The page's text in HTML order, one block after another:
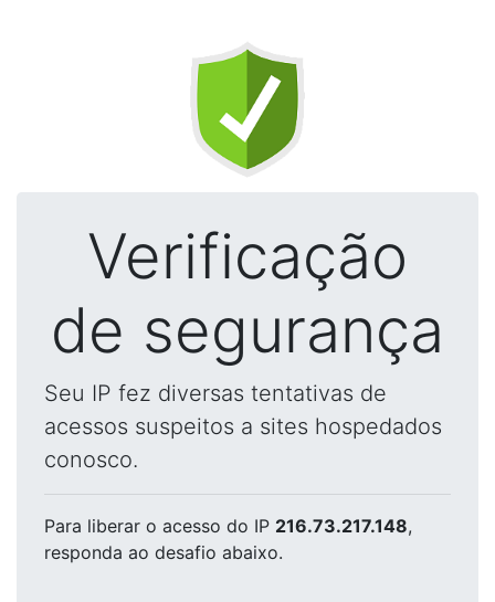
Verificação
de segurança
Seu IP fez diversas tentativas de
acessos suspeitos a sites hospedados
conosco.
Para liberar o acesso do IP 216.73.217.148,
responda ao desafio abaixo.